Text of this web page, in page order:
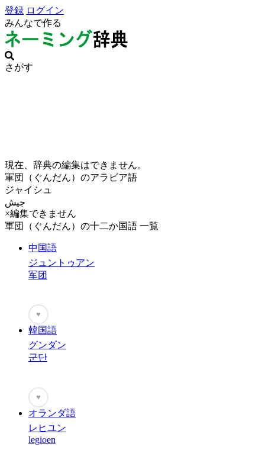
登録 ログイン
みんなで作る
さがす
現在、辞典の編集はできません。
軍団（ぐんだん）のアラビア語
ジャイシュ
جيش
×編集できません
軍団（ぐんだん）の十二か国語 一覧
中国語
ジュントゥアン
军团
♥
韓国語
グンダン
군단
♥
オランダ語
レヒユン
legioen